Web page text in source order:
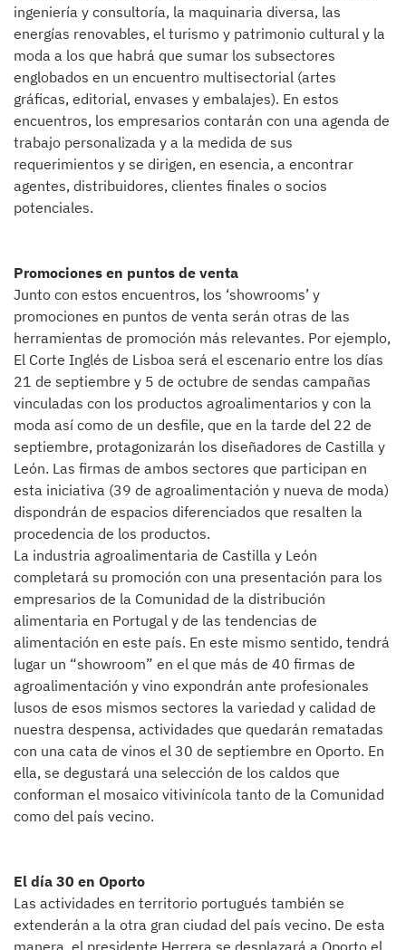
ingeniería y consultoría, la maquinaria diversa, las
energías renovables, el turismo y patrimonio cultural y la
moda a los que habrá que sumar los subsectores
englobados en un encuentro multisectorial (artes
gráficas, editorial, envases y embalajes). En estos
encuentros, los empresarios contarán con una agenda de
trabajo personalizada y a la medida de sus
requerimientos y se dirigen, en esencia, a encontrar
agentes, distribuidores, clientes finales o socios
potenciales.
Promociones en puntos de venta
Junto con estos encuentros, los ‘showrooms’ y
promociones en puntos de venta serán otras de las
herramientas de promoción más relevantes. Por ejemplo,
El Corte Inglés de Lisboa será el escenario entre los días
21 de septiembre y 5 de octubre de sendas campañas
vinculadas con los productos agroalimentarios y con la
moda así como de un desfile, que en la tarde del 22 de
septiembre, protagonizarán los diseñadores de Castilla y
León. Las firmas de ambos sectores que participan en
esta iniciativa (39 de agroalimentación y nueva de moda)
dispondrán de espacios diferenciados que resalten la
procedencia de los productos.
La industria agroalimentaria de Castilla y León
completará su promoción con una presentación para los
empresarios de la Comunidad de la distribución
alimentaria en Portugal y de las tendencias de
alimentación en este país. En este mismo sentido, tendrá
lugar un “showroom” en el que más de 40 firmas de
agroalimentación y vino expondrán ante profesionales
lusos de esos mismos sectores la variedad y calidad de
nuestra despensa, actividades que quedarán rematadas
con una cata de vinos el 30 de septiembre en Oporto. En
ella, se degustará una selección de los caldos que
conforman el mosaico vitivinícola tanto de la Comunidad
como del país vecino.
El día 30 en Oporto
Las actividades en territorio portugués también se
extenderán a la otra gran ciudad del país vecino. De esta
manera, el presidente Herrera se desplazará a Oporto el